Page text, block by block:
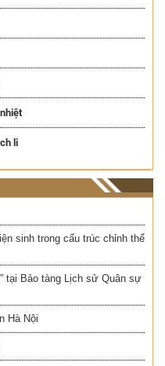
li
sinh trong cấu trúc chỉnh thể
tại Bảo tàng Lịch sử Quân sự
Hà Nội